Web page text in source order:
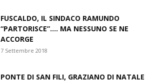
FUSCALDO, IL SINDACO RAMUNDO
“PARTORISCE”…. MA NESSUNO SE NE
ACCORGE
7 Settembre 2018
PONTE DI SAN FILI, GRAZIANO DI NATALE